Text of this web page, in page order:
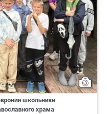
школьники
храма